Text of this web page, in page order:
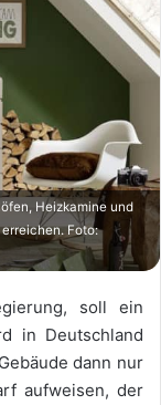
Heizkamine und
Foto:
soll ein
in Deutschland
dann nur
aufweisen, der